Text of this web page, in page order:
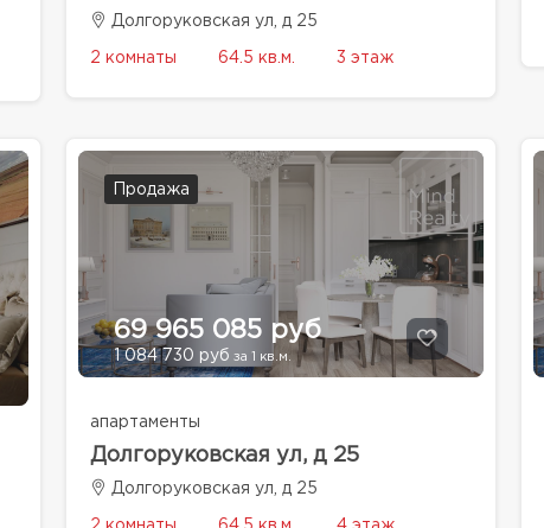
Долгоруковская ул, д 25
2 комнаты 64.5 кв.м. 3 этаж
Продажа
69 965 085 руб
1 084 730 руб за 1 кв.м.
апартаменты
Долгоруковская ул, д 25
Долгоруковская ул, д 25